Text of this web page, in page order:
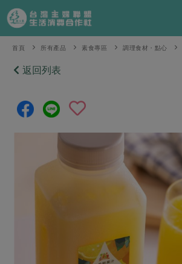
產品分類
當季蔬果
芽苗類
奶蛋豆・五穀
乳製品
米麵雜糧
食譜料理
食材
特別企畫
2026年端午節預購圓滿結束
觀點文章
一籃菜真心話
合作聯合國
生活提案
親子食育
關於合作社
認識合作社
重要公告
首頁 所有產品 素食專區 調理食材・點心
返回列表